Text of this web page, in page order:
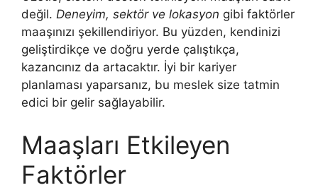
değil. Deneyim, sektör ve lokasyon gibi faktörler
maaşınızı şekillendiriyor. Bu yüzden, kendinizi
geliştirdikçe ve doğru yerde çalıştıkça,
kazancınız da artacaktır. İyi bir kariyer
planlaması yaparsanız, bu meslek size tatmin
edici bir gelir sağlayabilir.
Maaşları Etkileyen
Faktörler